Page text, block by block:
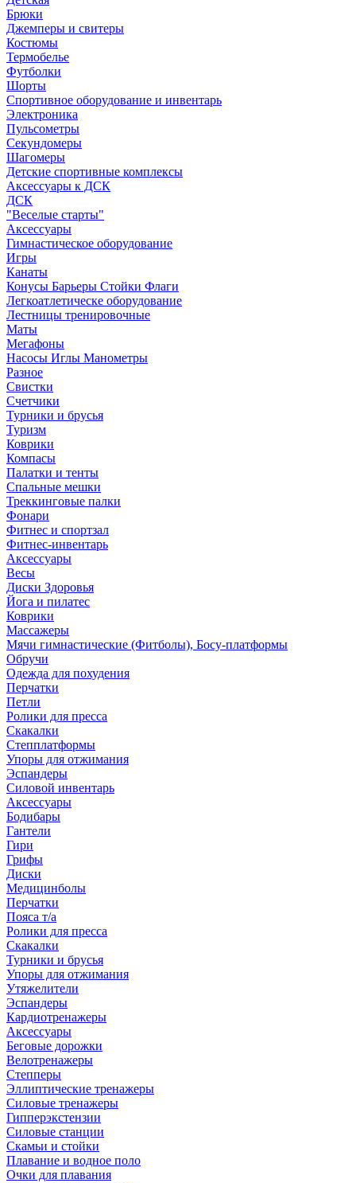
Брюки
Джемперы и свитеры
Костюмы
Термобелье
Футболки
Шорты
Спортивное оборудование и инвентарь
Электроника
Пульсометры
Секундомеры
Шагомеры
Детские спортивные комплексы
Аксессуары к ДСК
ДСК
"Веселые старты"
Аксессуары
Гимнастическое оборудование
Игры
Канаты
Конусы Барьеры Стойки Флаги
Легкоатлетическе оборудование
Лестницы тренировочные
Маты
Мегафоны
Насосы Иглы Манометры
Разное
Свистки
Счетчики
Турники и брусья
Туризм
Коврики
Компасы
Палатки и тенты
Спальные мешки
Треккинговые палки
Фонари
Фитнес и спортзал
Фитнес-инвентарь
Аксессуары
Весы
Диски Здоровья
Йога и пилатес
Коврики
Массажеры
Мячи гимнастические (Фитболы), Босу-платформы
Обручи
Одежда для похудения
Перчатки
Петли
Ролики для пресса
Скакалки
Степплатформы
Упоры для отжимания
Эспандеры
Силовой инвентарь
Аксессуары
Бодибары
Гантели
Гири
Грифы
Диски
Медицинболы
Перчатки
Пояса т/а
Ролики для пресса
Скакалки
Турники и брусья
Упоры для отжимания
Утяжелители
Эспандеры
Кардиотренажеры
Аксессуары
Беговые дорожки
Велотренажеры
Степперы
Эллиптические тренажеры
Силовые тренажеры
Гипперэкстензии
Силовые станции
Скамьи и стойки
Плавание и водное поло
Очки для плавания